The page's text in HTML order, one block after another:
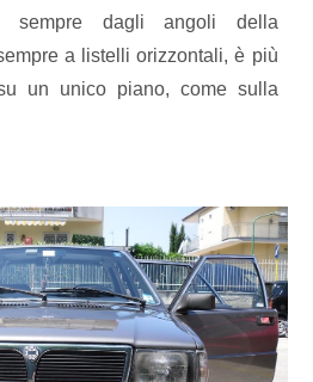
sempre dagli angoli della
a listelli orizzontali, è più
un unico piano, come sulla